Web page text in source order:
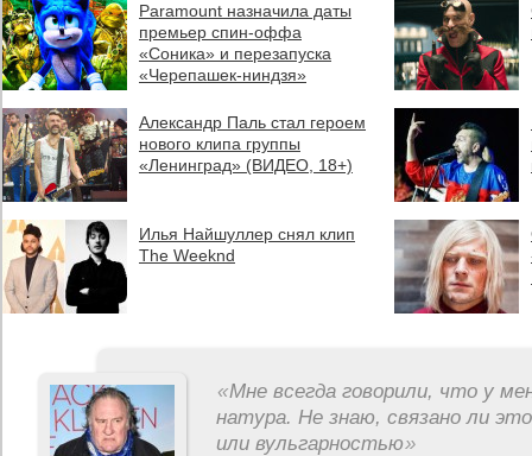
Paramount назначила даты
премьер спин-оффа
«Соника» и перезапуска
«Черепашек-ниндзя»
Александр Паль стал героем
нового клипа группы
«Ленинград» (ВИДЕО, 18+)
Илья Найшуллер снял клип
The Weeknd
«Мне всегда говорили, что у
натура. Не знаю, связано ли
или вульгарностью»